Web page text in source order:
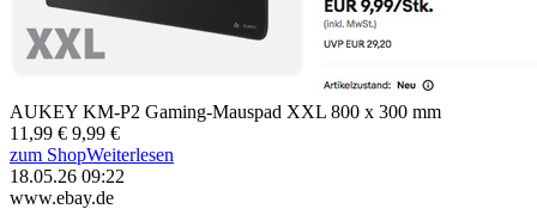
AUKEY KM-P2 Gaming-Mauspad XXL 800 x 300 mm
11,99 € 9,99 €
zum ShopWeiterlesen
18.05.26 09:22
www.ebay.de